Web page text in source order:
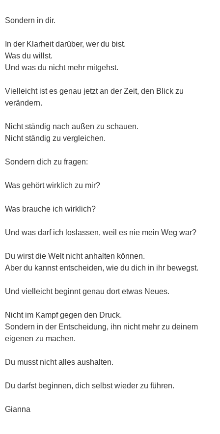
Sondern in dir.
In der Klarheit darüber, wer du bist.
Was du willst.
Und was du nicht mehr mitgehst.
Vielleicht ist es genau jetzt an der Zeit, den Blick zu
verändern.
Nicht ständig nach außen zu schauen.
Nicht ständig zu vergleichen.
Sondern dich zu fragen:
Was gehört wirklich zu mir?
Was brauche ich wirklich?
Und was darf ich loslassen, weil es nie mein Weg war?
Du wirst die Welt nicht anhalten können.
Aber du kannst entscheiden, wie du dich in ihr bewegst.
Und vielleicht beginnt genau dort etwas Neues.
Nicht im Kampf gegen den Druck.
Sondern in der Entscheidung, ihn nicht mehr zu deinem
eigenen zu machen.
Du musst nicht alles aushalten.
Du darfst beginnen, dich selbst wieder zu führen.
Gianna